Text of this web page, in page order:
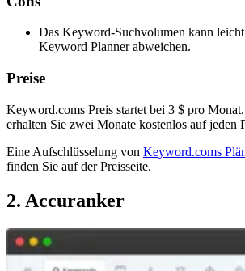
Das Keyword-Suchvolumen kann
Keyword Planner abweichen.
Preise
Keyword.coms Preis startet bei 3 $ pro
erhalten Sie zwei Monate kostenlos auf jeden
Eine Aufschlüsselung von Keyword.coms
finden Sie auf der Preisseite.
2. Accuranker